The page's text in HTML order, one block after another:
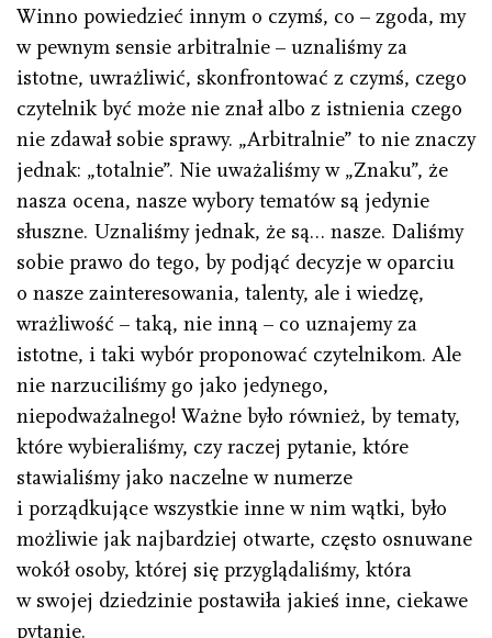
Winno powiedzieć innym o czymś, co – zgoda, my
w pewnym sensie arbitralnie – uznaliśmy za
istotne, uwrażliwić, skonfrontować z czymś, czego
czytelnik być może nie znał albo z istnienia czego
nie zdawał sobie sprawy. „Arbitralnie” to nie znaczy
jednak: „totalnie”. Nie uważaliśmy w „Znaku”, że
nasza ocena, nasze wybory tematów są jedynie
słuszne. Uznaliśmy jednak, że są… nasze. Daliśmy
sobie prawo do tego, by podjąć decyzje w oparciu
o nasze zainteresowania, talenty, ale i wiedzę,
wrażliwość – taką, nie inną – co uznajemy za
istotne, i taki wybór proponować czytelnikom. Ale
nie narzuciliśmy go jako jedynego,
niepodważalnego! Ważne było również, by tematy,
które wybieraliśmy, czy raczej pytanie, które
stawialiśmy jako naczelne w numerze
i porządkujące wszystkie inne w nim wątki, było
możliwie jak najbardziej otwarte, często osnuwane
wokół osoby, której się przyglądaliśmy, która
w swojej dziedzinie postawiła jakieś inne, ciekawe
pytanie.